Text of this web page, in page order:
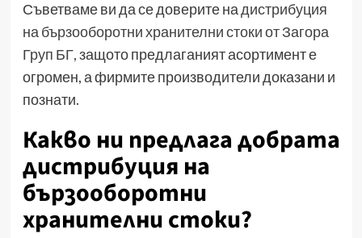
Съветваме ви да се доверите надистрибуция
на бързооборотни хранителни стоки от Загора
Груп БГ, защото предлаганият асортимент е
огромен, а фирмите производители доказани и
познати.
Какво ни предлага добрата
дистрибуция на
бързооборотни
хранителни стоки?